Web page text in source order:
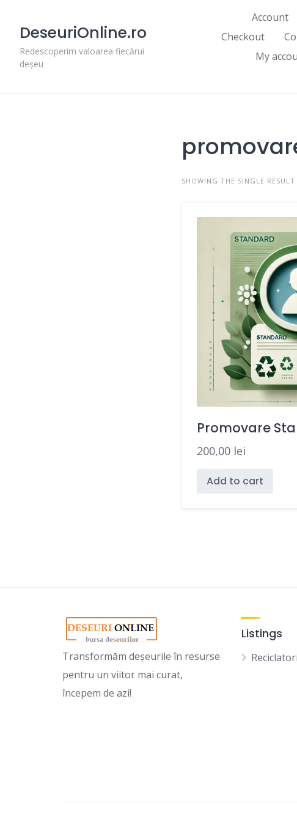
contentDeseuriOnline.ro
Redescoperim valoarea fiecărui
deșeu
Account
Checkout
My
SHOWING THE SINGLE RESULT
Promovare
200,00 lei
Add to cart
Transformăm deșeurile în resurse
pentru un viitor mai curat,
începem de azi!
Listings